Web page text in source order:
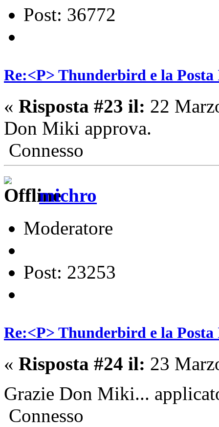
Post: 36772
Re:<P> Thunderbird e la
« Risposta #23 il: 22
Don Miki approva.
Connesso
michro
Moderatore
Post: 23253
Re:<P> Thunderbird e la
« Risposta #24 il: 23
Grazie Don Miki...
Connesso